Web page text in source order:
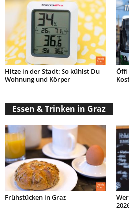
Hitze in der Stadt: So kühlst Du
Wohnung und Körper
Öffi
Essen & Trinken in Graz
Frühstücken in Graz